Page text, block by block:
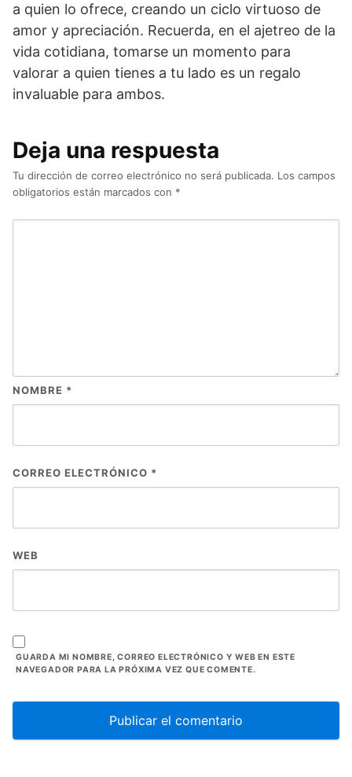
a quien lo ofrece, creando un ciclo virtuoso de
amor y apreciación. Recuerda, en el ajetreo de la
vida cotidiana, tomarse un momento para
valorar a quien tienes a tu lado es un regalo
invaluable para ambos.
Deja una respuesta
Tu dirección de correo electrónico no será publicada. Los campos
obligatorios están marcados con *
NOMBRE *
CORREO ELECTRÓNICO *
WEB
GUARDA MI NOMBRE, CORREO ELECTRÓNICO Y WEB EN ESTE
NAVEGADOR PARA LA PRÓXIMA VEZ QUE COMENTE.